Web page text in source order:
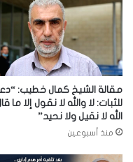
مقالة الشيخ كمال خطيب:
للثبات: لا والله لا نقول إلا ما
الله لا نقيل ولا نحيد”
منذ أسبوعين